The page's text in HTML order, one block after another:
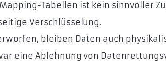
Tabellen ist kein sinnvoller
Verschlüsselung.
bleiben Daten auch
eine Ablehnung von